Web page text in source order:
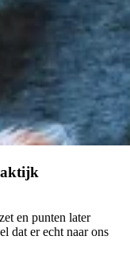
en punten later
dat er echt naar ons